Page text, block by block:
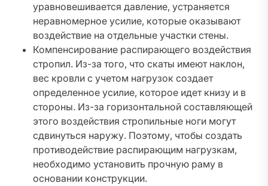
уравновешивается давление, устраняется
неравномерное усилие, которые оказывают
воздействие на отдельные участки стены.
Компенсирование распирающего воздействия
стропил. Из-за того, что скаты имеют наклон,
вес кровли с учетом нагрузок создает
определенное усилие, которое идет книзу и в
стороны. Из-за горизонтальной составляющей
этого воздействия стропильные ноги могут
сдвинуться наружу. Поэтому, чтобы создать
противодействие распирающим нагрузкам,
необходимо установить прочную раму в
основании конструкции.